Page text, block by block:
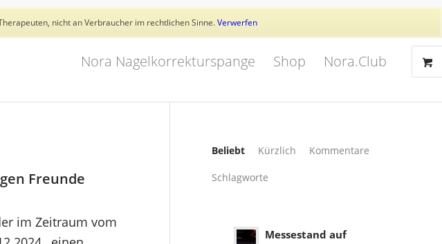
nicht an Verbraucher im rechtlichen Sinne.Verwerfen
Aktuelles Trainer 👥 Kundenkonto
Nora Nagelkorrekturspange Shop Nora.Club
Freunde
im Zeitraum vom
Beliebt Kürzlich Kommentare
Schlagworte
Messestand auf